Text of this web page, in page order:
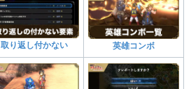
取り返し付かない 英雄コンボ